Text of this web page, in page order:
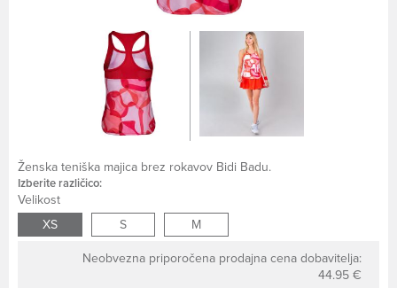
Ženska teniška majica brez rokavov Bidi Badu.
Izberite različico:
Velikost
XS
S M
Neobvezna priporočena prodajna cena dobavitelja:
44.95 €